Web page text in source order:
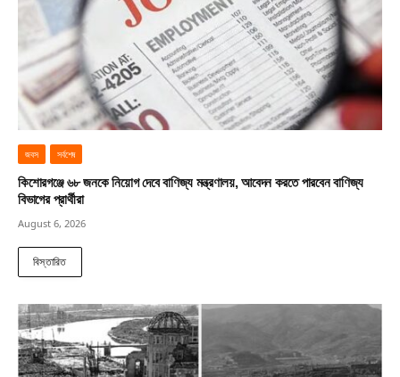
জবস সর্বশেষ
কিশোরগঞ্জে ৬৮ জনকে নিয়োগ দেবে বাণিজ্য মন্ত্রণালয়, আবেদন করতে পারবেন বাণিজ্য
বিভাগের প্রার্থীরা
August 6, 2026
বিস্তারিত